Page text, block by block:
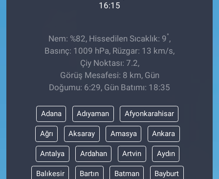
16:15
Nem: %82, Hissedilen Sıcaklık: 9°,
Basınç: 1009 hPa, Rüzgar: 13 km/s,
Çiy Noktası: 7.2,
Görüş Mesafesi: 8 km, Gün
Doğumu: 6:29, Gün Batımı: 18:35
Adana Adıyaman Afyonkarahisar
Ağrı Aksaray Amasya Ankara
Antalya Ardahan Artvin Aydın
Balıkesir Bartın Batman Bayburt